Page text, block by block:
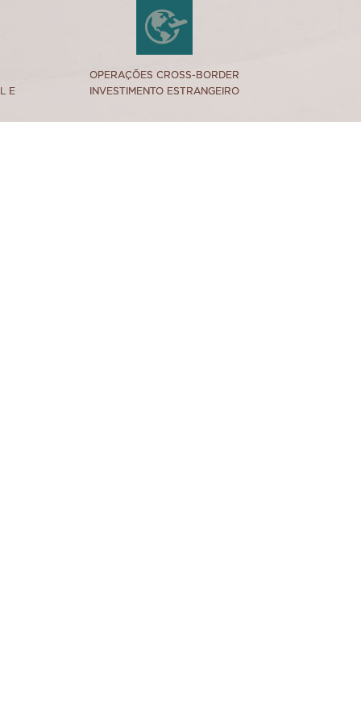
E
E
OPERAÇÕES CROSS-BORDER
INVESTIMENTO ESTRANGEIRO
OPERAÇÕES CROSS-BORDER
INVESTIMENTO ESTRANGEIRO
link